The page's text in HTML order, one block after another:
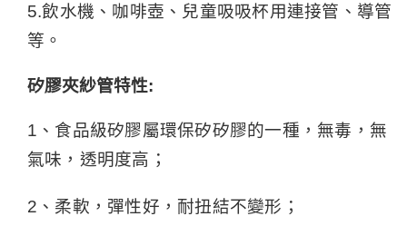
5.飲水機、咖啡壺、兒童吸吸杯用連接管、導管
等。
矽膠夾紗管特性:
1、食品級矽膠屬環保矽矽膠的一種，無毒，無
氣味，透明度高；
2、柔軟，彈性好，耐扭結不變形；